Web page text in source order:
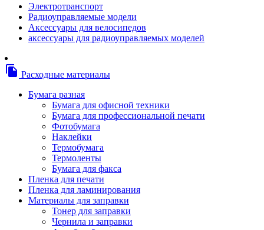
Баллоны со сжатым воздухом
Салфетки для чистки оргтехники
Скотч, фломастеры
Чистящие спреи, жидкости и пены
Картриджи для специализированных
Другие картриджи и твердые чернила
Картриджи и твердые чернила
Картриджи матричные, чернила
Расходные материалы для профессиональной
печати
Электрика
Изделия для прокладки кабеля и
Арматура кабельная/изоляционные
материалы
Гильза соединительная для
алюминиевых проводников под
опрессовку
Электротранспорт
Радиоуправляемые модели
Аксессуары для велосипедов
аксессуары для радиоуправляемых моделей
file_copy Расходные материалы
Бумага разная
Бумага для офисной техники
Бумага для профессиональной печати
Фотобумага
Наклейки
Термобумага
Термоленты
Бумага для факса
Пленка для печати
Пленка для ламинирования
Материалы для заправки
Тонер для заправки
Чернила и заправки